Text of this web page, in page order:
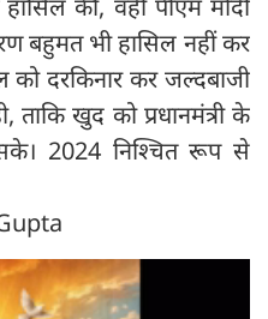
की, वहीं पीएम मोदी
बहुमत भी हासिल नहीं कर
दरकिनार कर जल्दबाजी
खुद को प्रधानमंत्री के
2024 निश्चित रूप से